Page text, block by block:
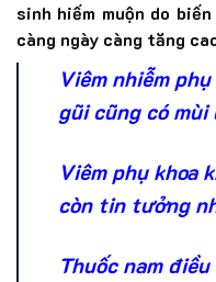
sinh hiếm muộn do
càng ngày càng tăng
Viêm nhiễm
gũi cũng có mùi
Viêm phụ khoa
còn tin tưởng
Thuốc nam